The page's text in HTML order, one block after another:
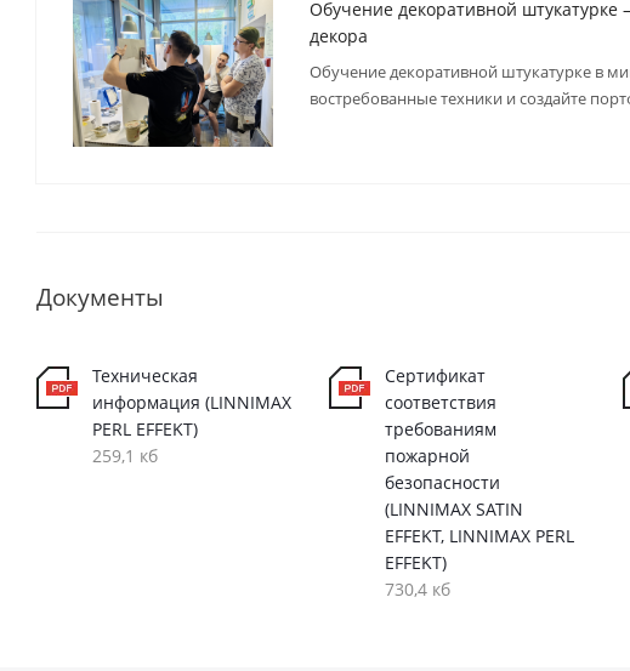
Обучение декоративной
декора
Обучение декоративной штукатурке в
востребованные техники и создайте
Документы
Техническая
информация (LINNIMAX
PERL EFFEKT)
259,1 кб
Сертификат
соответствия
требованиям
пожарной
безопасности
(LINNIMAX SATIN
EFFEKT, LINNIMAX PERL
EFFEKT)
730,4 кб